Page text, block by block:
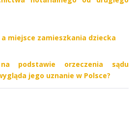
miejsce zamieszkania dziecka
podstawie orzeczenia sądu
jego uznanie w Polsce?